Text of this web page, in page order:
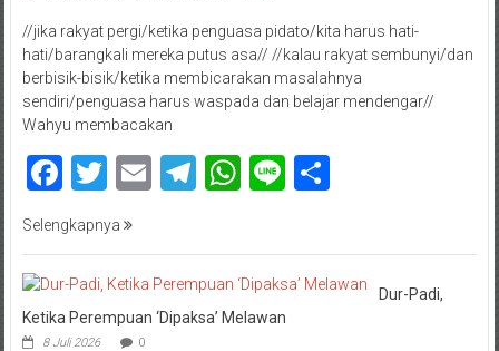
//jika rakyat pergi/ketika penguasa pidato/kita harus hati-
hati/barangkali mereka putus asa// //kalau rakyat sembunyi/dan
berbisik-bisik/ketika membicarakan masalahnya
sendiri/penguasa harus waspada dan belajar mendengar//
Wahyu membacakan
Facebook
Twitter
EmailTelegram
WhatsApp
LineShare
Selengkapnya
Dur-Padi,
Ketika Perempuan ‘Dipaksa’ Melawan
8 Juli 2026 0